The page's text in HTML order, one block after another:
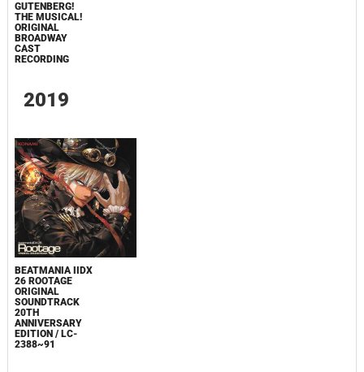
GUTENBERG!
THE MUSICAL!
ORIGINAL
BROADWAY
CAST
RECORDING
2019
BEATMANIA IIDX
26 ROOTAGE
ORIGINAL
SOUNDTRACK
20TH
ANNIVERSARY
EDITION / LC-
2388~91